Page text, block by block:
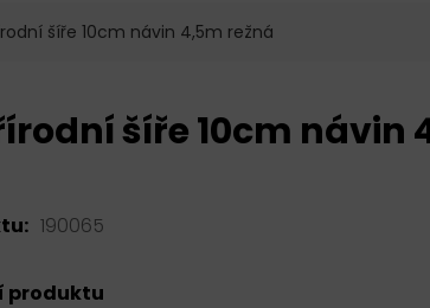
šíře 10cm návin 4,5m režná
šíře 10cm návin
190065
produktu